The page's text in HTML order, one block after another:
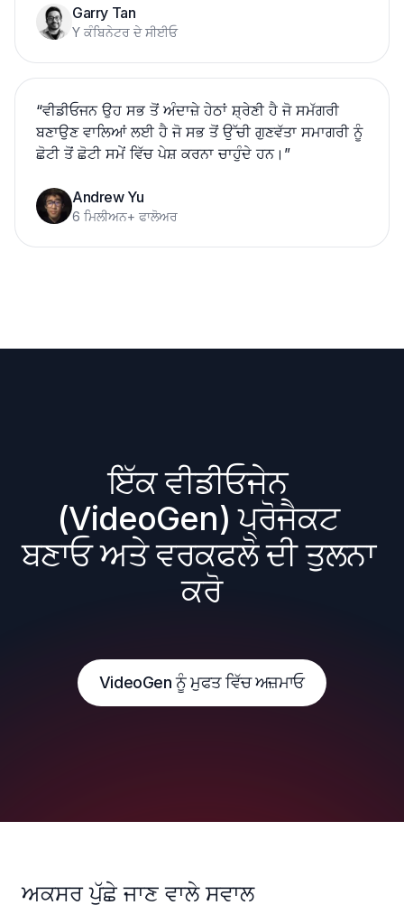
Garry Tan
Y ਕੰਬਿਨੇਟਰ ਦੇ ਸੀਈਓ
“ਵੀਡੀਓਜਨ ਉਹ ਸਭ ਤੋਂ ਅੰਦਾਜ਼ੇ ਹੇਠਾਂ ਸ਼੍ਰੇਣੀ ਹੈ ਜੋ ਸਮੱਗਰੀ
ਬਣਾਉਣ ਵਾਲਿਆਂ ਲਈ ਹੈ ਜੋ ਸਭ ਤੋਂ ਉੱਚੀ ਗੁਣਵੱਤਾ ਸਮਾਗਰੀ ਨੂੰ
ਛੋਟੀ ਤੋਂ ਛੋਟੀ ਸਮੇਂ ਵਿੱਚ ਪੇਸ਼ ਕਰਨਾ ਚਾਹੁੰਦੇ ਹਨ। ”
Andrew Yu
6 ਮਿਲੀਅਨ+ ਫਾਲੋਅਰ
ਇੱਕ ਵੀਡੀਓਜੇਨ
(VideoGen) ਪ੍ਰੋਜੈਕਟ
ਬਣਾਓ ਅਤੇ ਵਰਕਫਲੋ ਦੀ ਤੁਲਨਾ
ਕਰੋ
VideoGen ਨੂੰ ਮੁਫਤ ਵਿੱਚ ਅਜ਼ਮਾਓ
ਅਕਸਰ ਪੁੱਛੇ ਜਾਣ ਵਾਲੇ ਸਵਾਲ